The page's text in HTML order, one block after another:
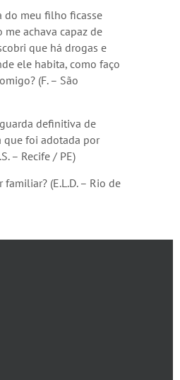
do meu filho ficasse
me achava capaz de
que há drogas e
ele habita, como faço
(F. – São
definitiva de
que foi adotada por
– Recife / PE)
(E.L.D. – Rio de